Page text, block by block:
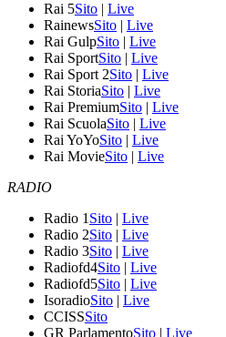
Rai 5Sito | Live
RainewsSito | Live
Rai GulpSito | Live
Rai SportSito | Live
Rai Sport 2Sito | Live
Rai StoriaSito | Live
Rai PremiumSito | Live
Rai ScuolaSito | Live
Rai YoYoSito | Live
Rai MovieSito | Live
RADIO
Radio 1 Sito | Live
Radio 2Sito | Live
Radio 3Sito | Live
Radiofd4Sito | Live
Radiofd5Sito | Live
IsoradioSito | Live
CCISSSito
GR ParlamentoSito | Live